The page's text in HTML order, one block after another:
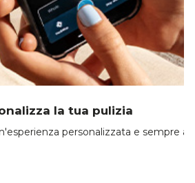
la tua pulizia
personalizzata e sempre